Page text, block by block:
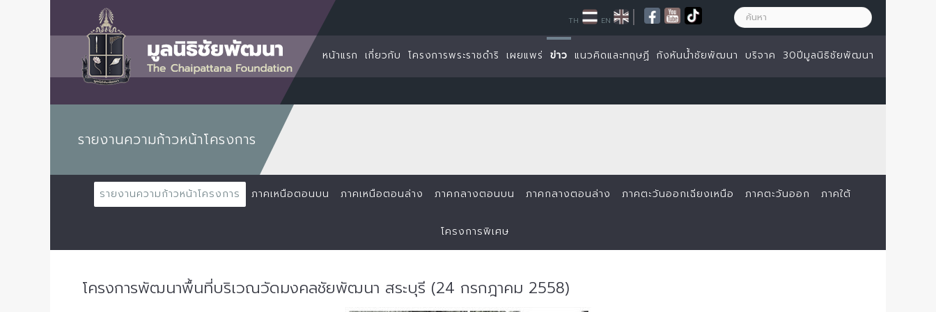
หน้าแรก เกี่ยวกับ โครงการพระราชดำริ เผยแพร่ ข่าว แนวคิดและทฤษฏี กังหันน้ำชัยพัฒนา บริจาค 30ปีมูลนิธิชัยพัฒนา
TH EN |
รายงานความก้าวหน้าโครงการ
รายงานความก้าวหน้าโครงการ ภาคเหนือตอนบน ภาคเหนือตอนล่าง ภาคกลางตอนบน ภาคกลางตอนล่าง ภาคตะวันออกเฉียงเหนือ ภาคตะวันออก ภาคใต้
โครงการพิเศษ
โครงการพัฒนาพื้นที่บริเวณวัดมงคลชัยพัฒนา สระบุรี (24 กรกฎาคม 2558)